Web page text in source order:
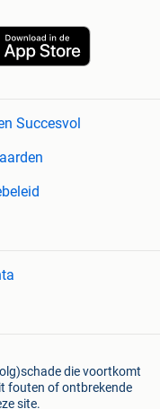
Succesvol
die voortkomt
fouten of ontbrekende
site.